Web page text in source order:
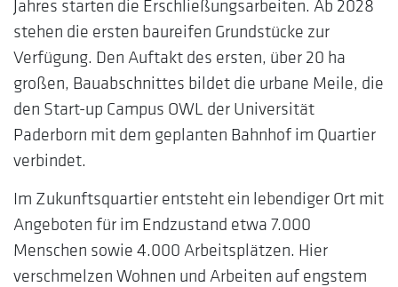
Jahres starten die Erschließungsarbeiten. Ab 2028
stehen die ersten baureifen Grundstücke zur
Verfügung. Den Auftakt des ersten, über 20 ha
großen, Bauabschnittes bildet die urbane Meile, die
den Start-up Campus OWL der Universität
Paderborn mit dem geplanten Bahnhof im Quartier
verbindet.
Im Zukunftsquartier entsteht ein lebendiger Ort mit
Angeboten für im Endzustand etwa 7.000
Menschen sowie 4.000 Arbeitsplätzen. Hier
verschmelzen Wohnen und Arbeiten auf engstem